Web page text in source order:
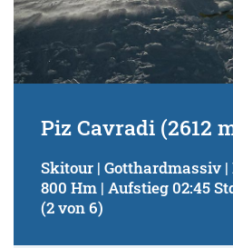
Piz Cavradi (2612
Skitour | Gotthardmassiv |
800 Hm | Aufstieg 02:45
(2 von 6)